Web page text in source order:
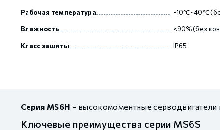
Рабочая температура -10℃~40℃
Влажность <90% (без
Класс защиты IP65
Серия MS6H – высокомоментные
Ключевые преимущества серии MS6S